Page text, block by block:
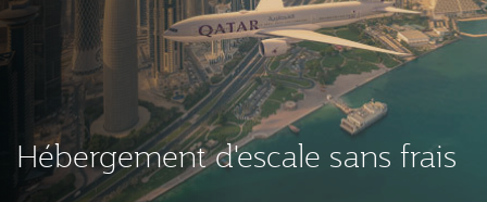
Hébergement d'escale sans frais